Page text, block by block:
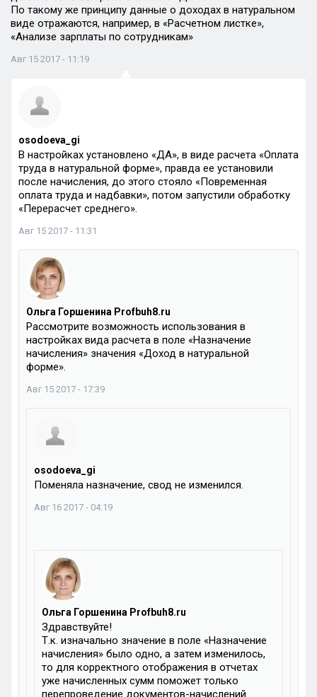
По такому же принципу данные о доходах в натуральном
виде отражаются, например, в «Расчетном листке»,
«Анализе зарплаты по сотрудникам»
Авг 15 2017 - 11:19
osodoeva_gi
В настройках установлено «ДА», в виде расчета «Оплата
труда в натуральной форме», правда ее установили
после начисления, до этого стояло «Повременная
оплата труда и надбавки», потом запустили обработку
«Перерасчет среднего».
Авг 15 2017 - 11:31
Ольга Горшенина Profbuh8.ru
Рассмотрите возможность использования в
настройках вида расчета в поле «Назначение
начисления» значения «Доход в натуральной
форме».
Авг 15 2017 - 17:39
osodoeva_gi
Поменяла назначение, свод не изменился.
Авг 16 2017 - 04:19
Ольга Горшенина Profbuh8.ru
Здравствуйте!
Т.к. изначально значение в поле «Назначение
начисления» было одно, а затем изменилось,
то для корректного отображения в отчетах
уже начисленных сумм поможет только
перепроведение документов-начислений.